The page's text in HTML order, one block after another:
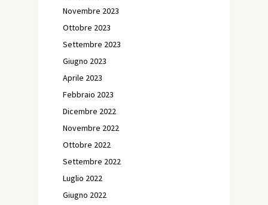
Novembre 2023
Ottobre 2023
Settembre 2023
Giugno 2023
Aprile 2023
Febbraio 2023
Dicembre 2022
Novembre 2022
Ottobre 2022
Settembre 2022
Luglio 2022
Giugno 2022